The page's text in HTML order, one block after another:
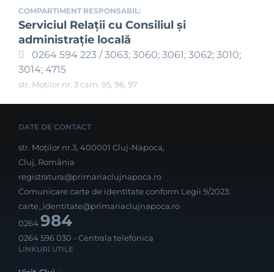
COMPARTIMENT RESPONSABIL:
Serviciul Relaţii cu Consiliul şi
administraţie locală
0264 594 223 / 3063; 3060; 3061; 3062; 3010;
3014; 4715
str. Moților nr. 3 cam. 95, 96, 97
DATE DE CONTACT
str. Moților nr.3, 400001 Cluj-Napoca,
Cluj, România
registratura@primariaclujnapoca.ro
Comunicare carte de identitate conform Legii 9/2023:
carte_identitate@primariaclujnapoca.ro
0264984
0264 596 030 - Centrala telefonica
LINKURI UTILE